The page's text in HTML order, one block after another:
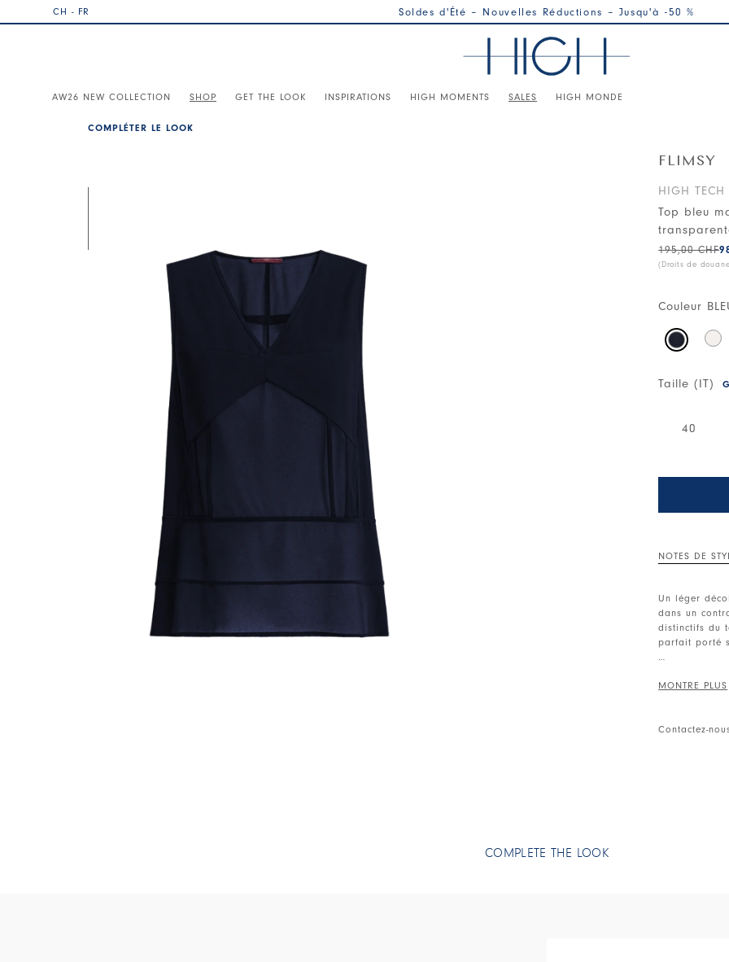
CH - FR Soldes d'Été – Nouvelles Réductions – Jusqu'à -50 %
AW26 NEW COLLECTION SHOP GET THE LOOK INSPIRATIONS HIGH MOMENTS SALES HIGH MONDE
COMPLÉTER LE LOOK
FLIMSY
HIGH TECH
Top bleu
195,00 CHF
(Droits de
Couleur
Taille (IT)
40
NOTES DE
Un léger
dans un
distinctifs du
parfait porté
fermeture.
•
Contactez-
COMPLETE THE LOOK